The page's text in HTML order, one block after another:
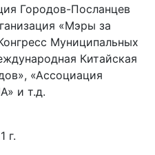
Городов-Посланцев
«Мэры за
Муниципальных
Китайская
«Ассоциация
и т.д.
г.